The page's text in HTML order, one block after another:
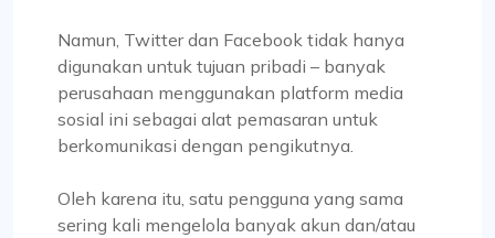
Namun, Twitter dan Facebook tidak hanya
digunakan untuk tujuan pribadi – banyak
perusahaan menggunakan platform media
sosial ini sebagai alat pemasaran untuk
berkomunikasi dengan pengikutnya.
Oleh karena itu, satu pengguna yang sama
sering kali mengelola banyak akun dan/atau